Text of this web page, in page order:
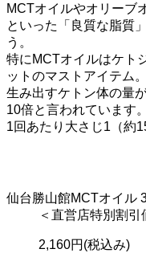
MCTオイルやオリーブ
といった「良質な脂質
う。
特に MCTオイルはケト
ットのマストアイテム。
生み出すケトン体の量
10倍と言われています。
1回あたり大さじ1（約
仙台勝山館MCTオイル
＜直営店特別割引
2,160円(税込み)